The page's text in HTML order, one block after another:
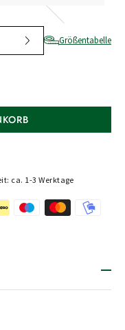
Größentabelle
ca. 1-3 Werktage